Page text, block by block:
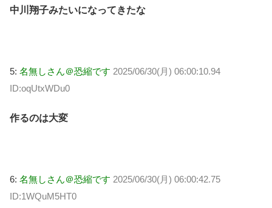
中川翔子みたいになってきたな
5: 名無しさん＠恐縮です 2025/06/30(月) 06:00:10.94
ID:oqUtxWDu0
作るのは大変
6: 名無しさん＠恐縮です 2025/06/30(月) 06:00:42.75
ID:1WQuM5HT0